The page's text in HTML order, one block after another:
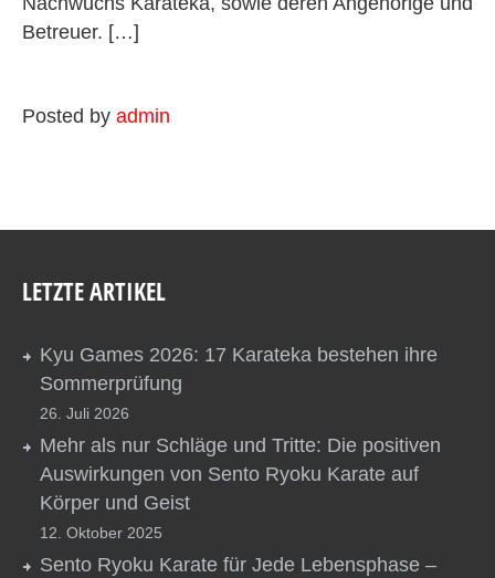
Betreuer. […]
Posted by admin
LETZTE ARTIKEL
Kyu Games 2026: 17 Karateka bestehen ihre
Sommerprüfung
26. Juli 2026
Mehr als nur Schläge und Tritte: Die positiven
Auswirkungen von Sento Ryoku Karate auf
Körper und Geist
12. Oktober 2025
Sento Ryoku Karate für Jede Lebensphase –